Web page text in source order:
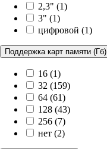
2,3" (1)
3" (1)
цифровой (1)
Поддержка карт памяти (Гб)
16 (1)
32 (159)
64 (61)
128 (43)
256 (7)
нет (2)